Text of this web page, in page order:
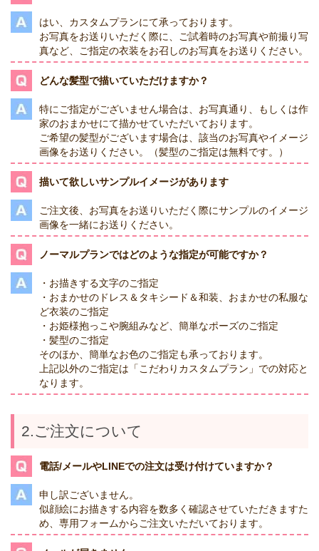
はい、カスタムプランにて承っております。
お写真をお送りいただく際に、ご試着時のお写真や前撮り写
真など、ご指定の衣装をお召しのお写真をお送りください。
どんな髪型で描いていただけますか？
特にご指定がございません場合は、お写真通り、もしくは作
家のおまかせにて描かせていただいております。
ご希望の髪型がございます場合は、該当のお写真やイメージ
画像をお送りください。（髪型のご指定は無料です。）
描いて欲しいサンプルイメージがあります
ご注文後、お写真をお送りいただく際にサンプルのイメージ
画像を一緒にお送りください。
ノーマルプランではどのような指定が可能ですか？
・お描きする文字のご指定
・おまかせのドレス＆タキシード＆和装、おまかせの私服な
ど衣装のご指定
・お姫様抱っこや腕組みなど、簡単なポーズのご指定
・髪型のご指定
そのほか、簡単なお色のご指定も承っております。
上記以外のご指定は「こだわりカスタムプラン」での対応と
なります。
2.ご注文について
電話/メールやLINEでの注文は受け付けていますか？
申し訳ございません。
似顔絵にお描きする内容を数多く確認させていただきますた
め、専用フォームからご注文いただいております。